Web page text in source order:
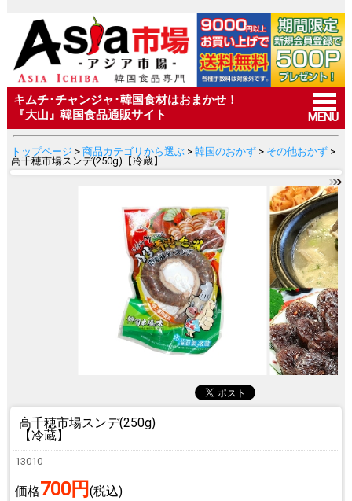
キムチ･チャンジャ･韓国食材はおまかせ！
『大山』韓国食品通販サイト
MENU
トップページ > 商品カテゴリから選ぶ> 韓国のおかず> その他おかず>
高千穂市場スンデ(250g)【冷蔵】
高千穂市場スンデ(250g)
【冷蔵】
13010
価格700円 (税込)